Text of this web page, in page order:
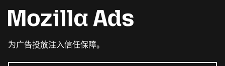
为广告投放注入信任保障。